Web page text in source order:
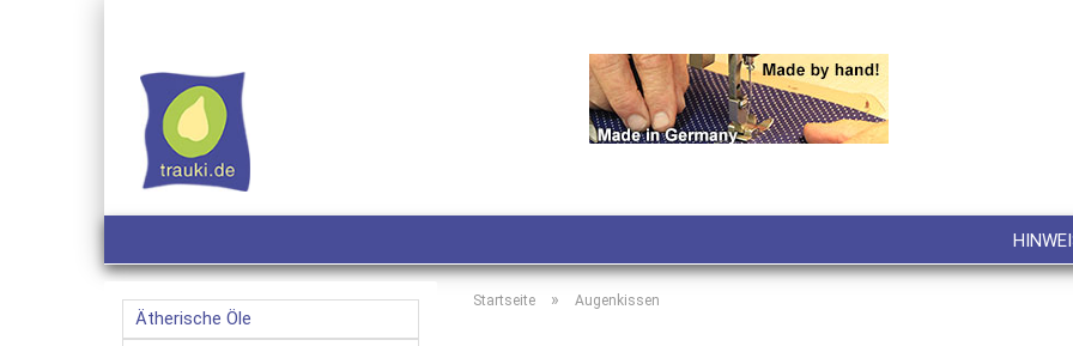
Startseite » Augenkissen
Ätherische Öle